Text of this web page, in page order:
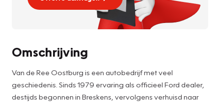
Omschrijving
Van de Ree Oostburg is een autobedrijf met veel
geschiedenis. Sinds 1979 ervaring als officieel Ford dealer,
destijds begonnen in Breskens, vervolgens verhuisd naar